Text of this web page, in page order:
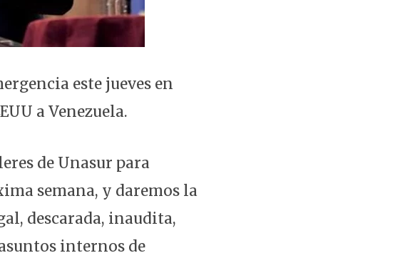
este jueves en
a Venezuela.
de Unasur para
semana, y daremos la
descarada, inaudita,
internos de